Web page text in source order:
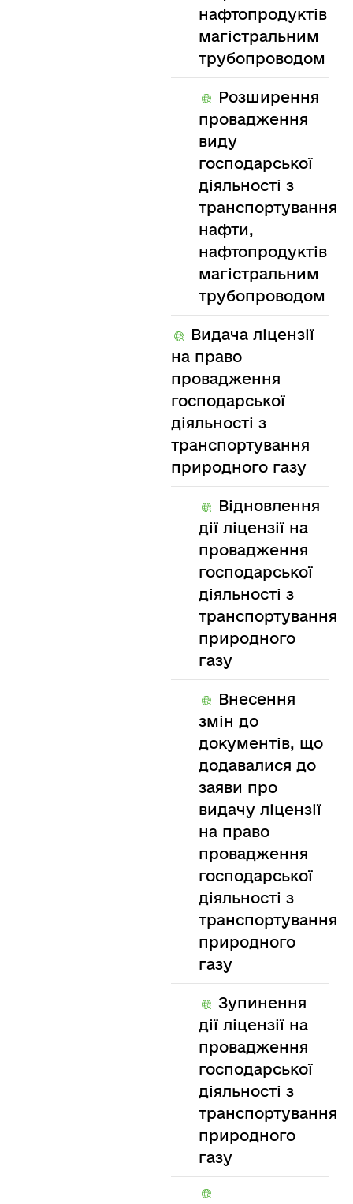
нафтопродуктів
магістральним
трубопроводом
Розширення
провадження
виду
господарської
діяльності з
транспортування
нафти,
нафтопродуктів
магістральним
трубопроводом
Видача ліцензії
на право
провадження
господарської
діяльності з
транспортування
природного газу
Відновлення
дії ліцензії на
провадження
господарської
діяльності з
транспортування
природного
газу
Внесення
змін до
документів, що
додавалися до
заяви про
видачу ліцензії
на право
провадження
господарської
діяльності з
транспортування
природного
газу
Зупинення
дії ліцензії на
провадження
господарської
діяльності з
транспортування
природного
газу